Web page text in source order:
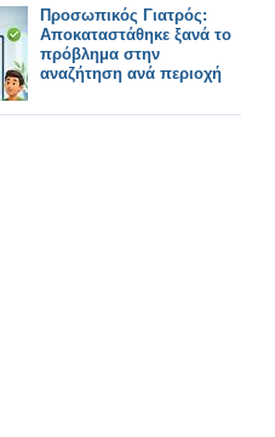
Προσωπικός Γιατρός:
Αποκαταστάθηκε ξανά το
πρόβλημα στην
αναζήτηση ανά περιοχή